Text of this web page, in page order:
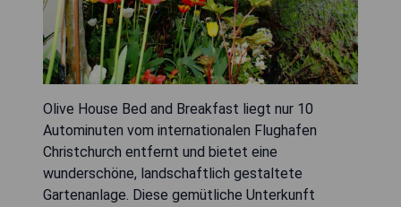
Olive House Bed and Breakfast liegt nur 10
Autominuten vom internationalen Flughafen
Christchurch entfernt und bietet eine
wunderschöne, landschaftlich gestaltete
Gartenanlage. Diese gemütliche Unterkunft